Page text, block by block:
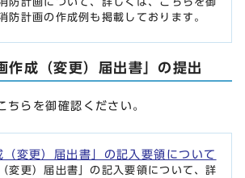
防計画について、詳しくは、こちらを御
防計画の作成例も掲載しております。
作成（変更）届出書」の提出
らを御確認ください。
（変更）届出書」の記入要領について
変更）届出書」の記入要領について、詳